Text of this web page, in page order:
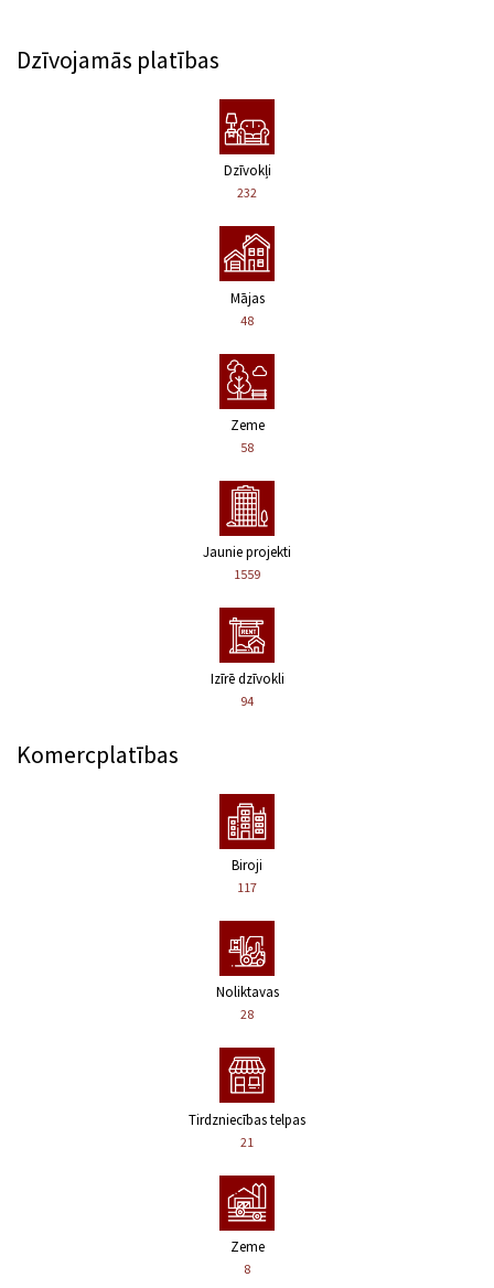
Dzīvojamās platības
Dzīvokļi
232
Mājas
48
Zeme
58
Jaunie projekti
1559
Izīrē dzīvokli
94
Komercplatības
Biroji
117
Noliktavas
28
Tirdzniecības telpas
21
Zeme
8